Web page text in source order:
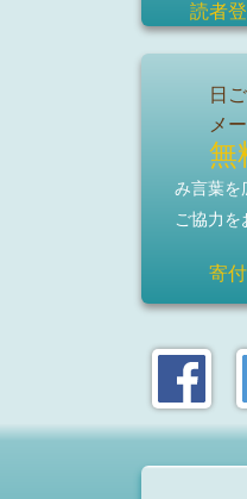
読者
日
メ
無
み言葉を
ご協力を
寄